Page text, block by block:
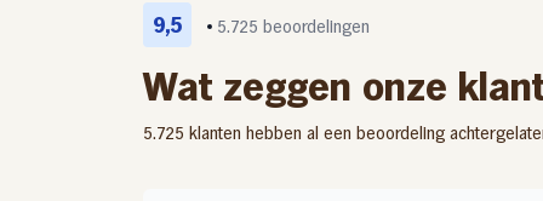
Gefileerde paling
Stoofpaling
Rookpaling ongepekeld
Benodigdheden
Warm gerookte zalm
9,5 5.725 beoordelingen
Wat zeggen onze
5.725 klanten hebben al een beoordeling